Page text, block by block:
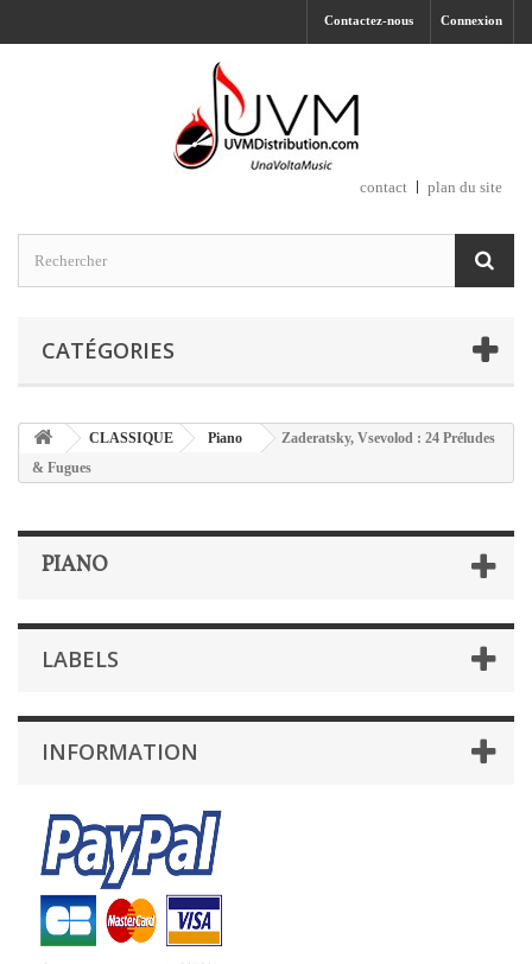
Connexion
Contactez-nous
contact plan du site
CATÉGORIES
CLASSIQUE Piano
Zaderatsky, Vsevolod : 24 Préludes
& Fugues
PIANO
LABELS
INFORMATION